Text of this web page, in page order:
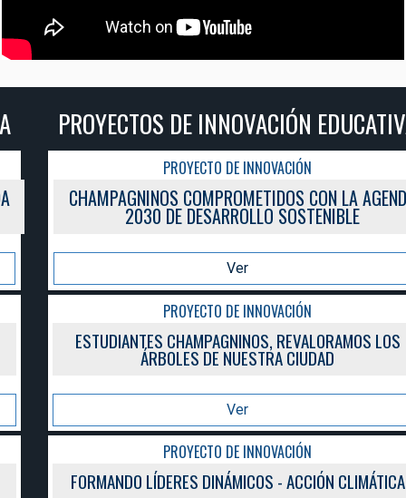
PROYECTOS DE INNOVACIÓN EDUCATIVA
PROYECTO DE INNOVACIÓN
CHAMPAGNINOS COMPROMETIDOS CON LA AGENDA
2030 DE DESARROLLO SOSTENIBLE
PROYECTO DE INNOVACIÓN
ESTUDIANTES CHAMPAGNINOS, REVALORAMOS LOS
ÁRBOLES DE NUESTRA CIUDAD
PROYECTO DE INNOVACIÓN
FORMANDO LÍDERES DINÁMICOS - ACCIÓN CLIMÁTICA